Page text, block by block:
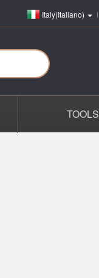
Italy(Italiano)
TOOLS